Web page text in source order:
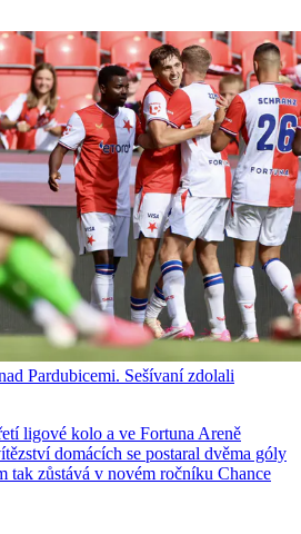
Pardubicemi. Sešívaní zdolali
ligové kolo a ve Fortuna Areně
domácích se postaral dvěma góly
zůstává v novém ročníku Chance